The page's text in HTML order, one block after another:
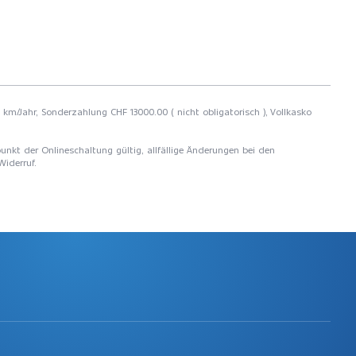
Jahr, Sonderzahlung CHF 13000.00 ( nicht obligatorisch ), Vollkasko
der Onlineschaltung gültig, allfällige Änderungen bei den